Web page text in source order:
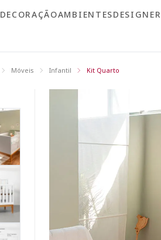
DECORAÇÃOAMBIENTES
Móveis Infantil Kit Quarto